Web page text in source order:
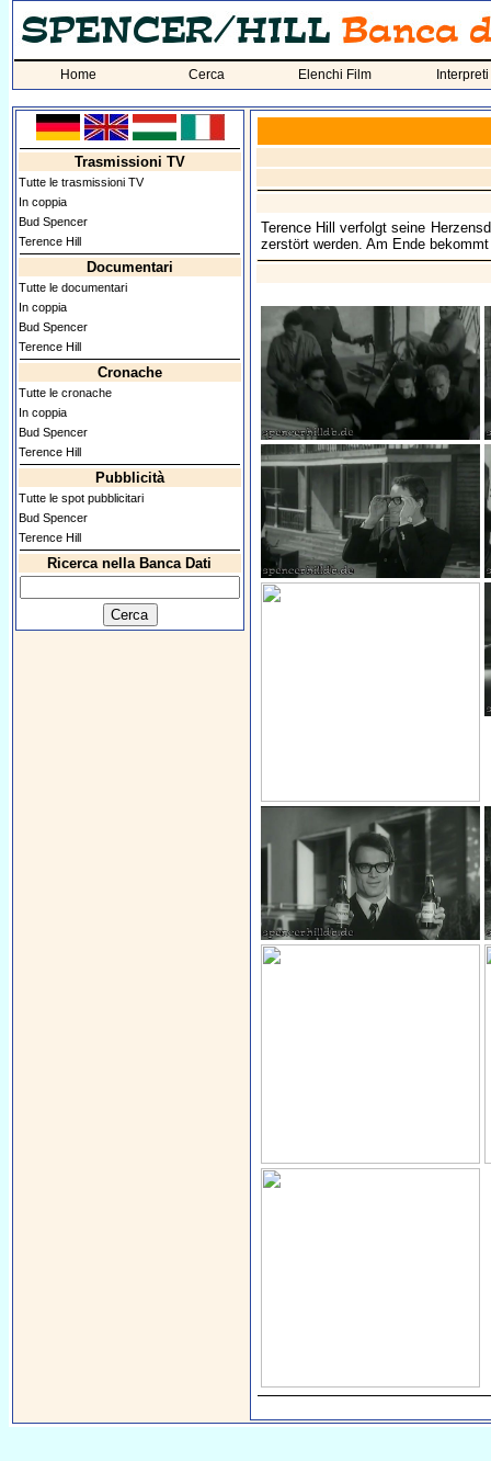
Home Cerca Elenchi Film Interpreti
Trasmissioni TV
Tutte le trasmissioni TV
In coppia
Bud Spencer
Terence Hill
Documentari
Tutte le documentari
In coppia
Bud Spencer
Terence Hill
Cronache
Tutte le cronache
In coppia
Bud Spencer
Terence Hill
Pubblicità
Tutte le spot pubblicitari
Bud Spencer
Terence Hill
Ricerca nella Banca Dati
Terence Hill verfolgt seine
zerstört werden. Am Ende